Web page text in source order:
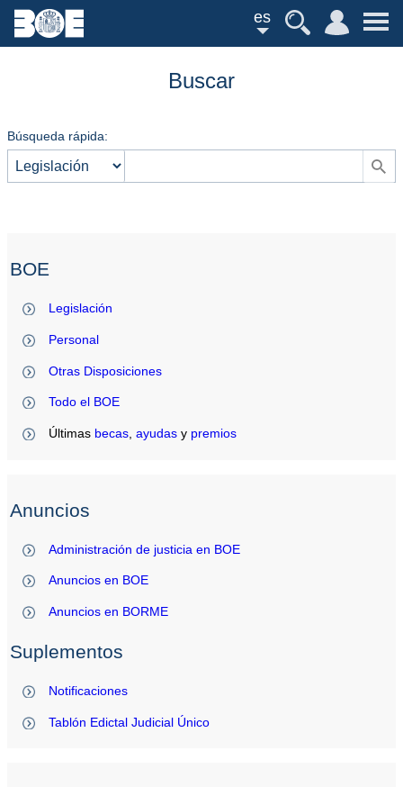
es
Buscar
Búsqueda rápida:
BOE
Legislación
Personal
Otras Disposiciones
Todo el BOE
Últimas becas ,ayudas y premios
Anuncios
Administración de justicia en BOE
Anuncios en BOE
Anuncios en BORME
Suplementos
Notificaciones
Tablón Edictal Judicial Único